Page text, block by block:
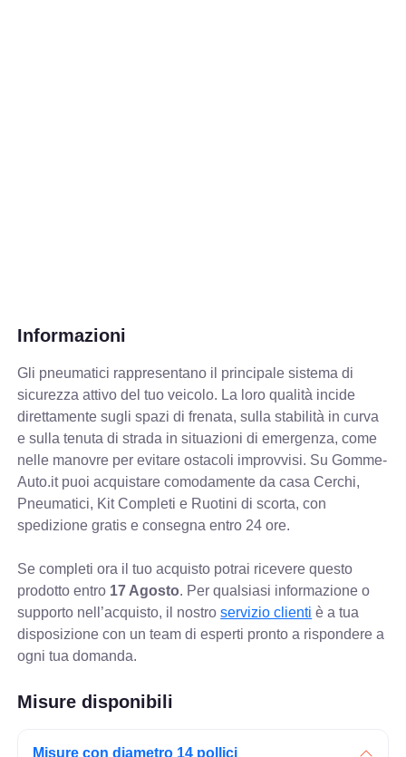
Informazioni
Gli pneumatici rappresentano il principale sistema di
sicurezza attivo del tuo veicolo. La loro qualità incide
direttamente sugli spazi di frenata, sulla stabilità in curva
e sulla tenuta di strada in situazioni di emergenza, come
nelle manovre per evitare ostacoli improvvisi. Su Gomme-
Auto.it puoi acquistare comodamente da casa Cerchi,
Pneumatici, Kit Completi e Ruotini di scorta, con
spedizione gratis e consegna entro 24 ore.
Se completi ora il tuo acquisto potrai ricevere questo
prodotto entro 17 Agosto. Per qualsiasi informazione o
supporto nell’acquisto, il nostroservizio clienti è a tua
disposizione con un team di esperti pronto a rispondere a
ogni tua domanda.
Misure disponibili
Misure con diametro 14 pollici